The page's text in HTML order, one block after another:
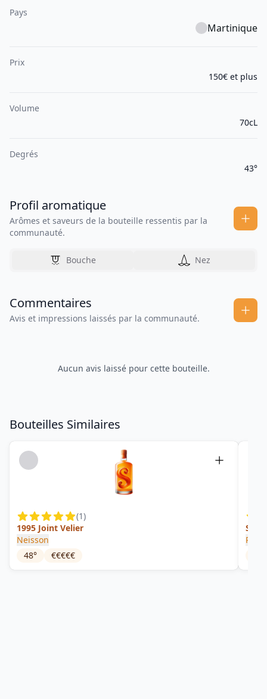
Pays
Martinique
Prix
150€ et plus
Volume
70cL
Degrés
43°
Profil aromatique
Arômes et saveurs de la bouteille ressentis par la
communauté.
Bouche Nez
Commentaires
Avis et impressions laissés par la communauté.
Aucun avis laissé pour cette bouteille.
Bouteilles Similaires
(1)
1995 Joint Velier
Neisson
48° €€€€€